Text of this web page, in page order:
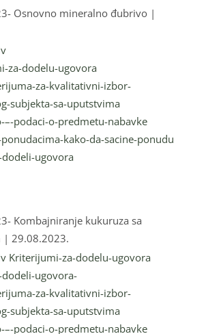
Osnovno mineralno đubrivo |
za-dodelu-ugovora
za-kvalitativni-izbor-
subjekta-sa-uputstvima
–-podaci-o-predmetu-nabavke
kako-da-sacine-ponudu
ugovora
Kombajniranje kukuruza sa
| 29.08.2023.
Kriterijumi-za-dodelu-ugovora
ugovora-
za-kvalitativni-izbor-
subjekta-sa-uputstvima
–-podaci-o-predmetu-nabavke